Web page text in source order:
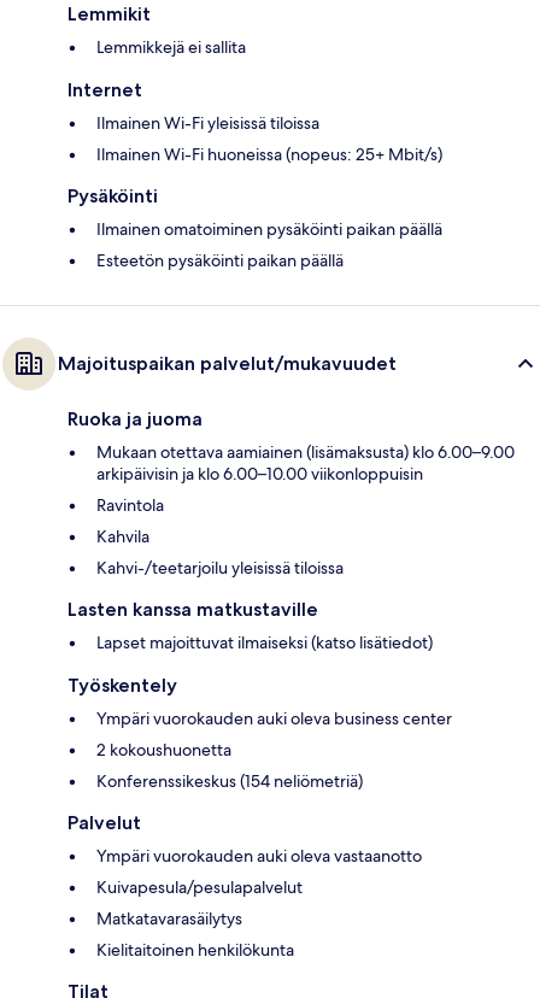
Lemmikit
Lemmikkejä ei sallita
Internet
Ilmainen Wi-Fi yleisissä tiloissa
Ilmainen Wi-Fi huoneissa (nopeus: 25+ Mbit/s)
Pysäköinti
Ilmainen omatoiminen pysäköinti paikan päällä
Esteetön pysäköinti paikan päällä
Majoituspaikan palvelut/mukavuudet
Ruoka ja juoma
Mukaan otettava aamiainen (lisämaksusta) klo 6.00–9.00
arkipäivisin ja klo 6.00–10.00 viikonloppuisin
Ravintola
Kahvila
Kahvi-/teetarjoilu yleisissä tiloissa
Lasten kanssa matkustaville
Lapset majoittuvat ilmaiseksi (katso lisätiedot)
Työskentely
Ympäri vuorokauden auki oleva business center
2 kokoushuonetta
Konferenssikeskus (154 neliömetriä)
Palvelut
Ympäri vuorokauden auki oleva vastaanotto
Kuivapesula/pesulapalvelut
Matkatavarasäilytys
Kielitaitoinen henkilökunta
Tilat